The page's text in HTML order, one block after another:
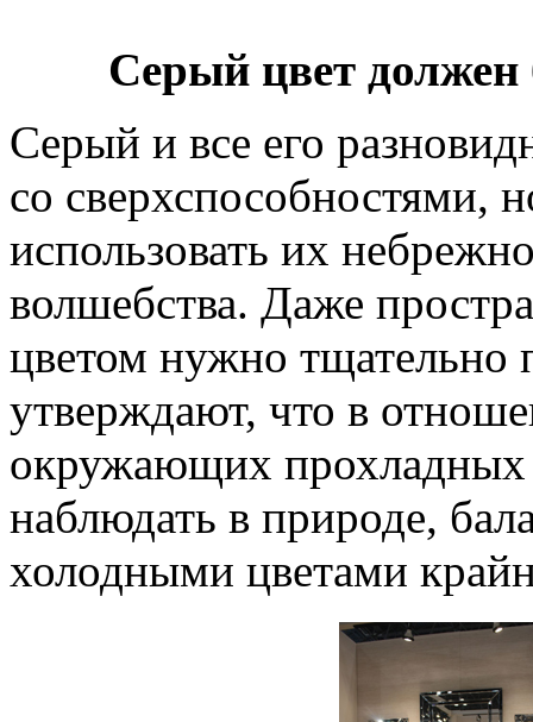
Серый цвет
Серый и все его
со сверхспособностями,
использовать их
волшебства. Даже
цветом нужно тщательно
утверждают, что в
окружающих прохладных
наблюдать в природе,
холодными цветами